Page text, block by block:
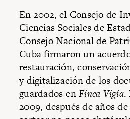
En 2002, el Consejo de
Ciencias Sociales de
Consejo Nacional de
Cuba firmaron un
restauración,
y digitalización de los
guardados enFinca Vigía.
2009, después de años